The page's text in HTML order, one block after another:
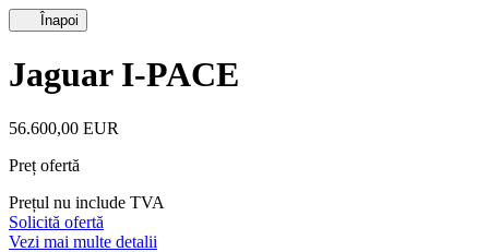
Înapoi
Jaguar I-PACE
56.600,00 EUR
Preț ofertă
Prețul nu include TVA
Solicită ofertă
Vezi mai multe detalii